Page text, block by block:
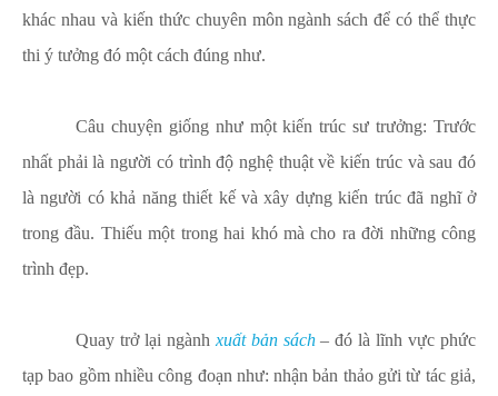
khác nhau và kiến thức chuyên môn ngành sách để có thể thực
thi ý tưởng đó một cách đúng như.
Câu chuyện giống như một kiến trúc sư trưởng: Trước
nhất phải là người có trình độ nghệ thuật về kiến trúc và sau đó
là người có khả năng thiết kế và xây dựng kiến trúc đã nghĩ ở
trong đầu. Thiếu một trong hai khó mà cho ra đời những công
trình đẹp.
Quay trở lại ngành xuất bản sách– đó là lĩnh vực phức
tạp bao gồm nhiều công đoạn như: nhận bản thảo gửi từ tác giả,